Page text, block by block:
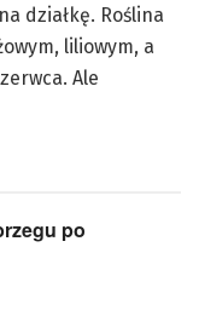
działkę. Roślina
liliowym, a
Ale
po